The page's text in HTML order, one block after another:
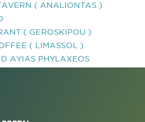
( ANALIONTAS )
( GEROSKIPOU )
( LIMASSOL )
AYIAS PHYLAXEOS